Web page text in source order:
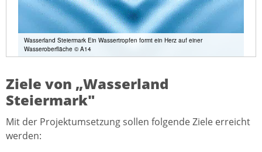
Wasserland Steiermark Ein Wassertropfen formt ein Herz auf einer
Wasseroberfläche © A14
Ziele von „Wasserland
Steiermark"
Mit der Projektumsetzung sollen folgende Ziele erreicht
werden: